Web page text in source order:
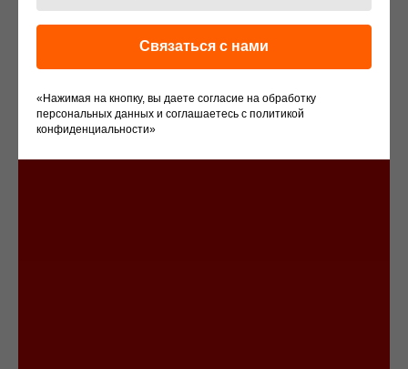
Связаться с нами
«Нажимая на кнопку, вы даете согласие на обработку
персональных данных и соглашаетесь c политикой
конфиденциальности»